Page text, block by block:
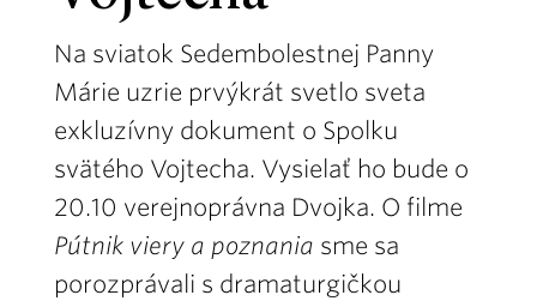
Na sviatok Sedembolestnej Panny
Márie uzrie prvýkrát svetlo sveta
exkluzívny dokument o Spolku
svätého Vojtecha. Vysielať ho bude o
20.10 verejnoprávna Dvojka. O filme
Pútnik viery a poznania sme sa
porozprávali s dramaturgičkou